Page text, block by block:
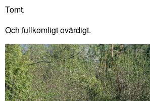
Tomt.
Och fullkomligt ovärdigt.